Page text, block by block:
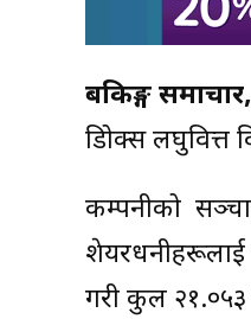
बैंकिङ्ग
डिप्रोक्स
कम्पनीको
शेयरधनीहरूलाई
गरी कुल २१.०५३